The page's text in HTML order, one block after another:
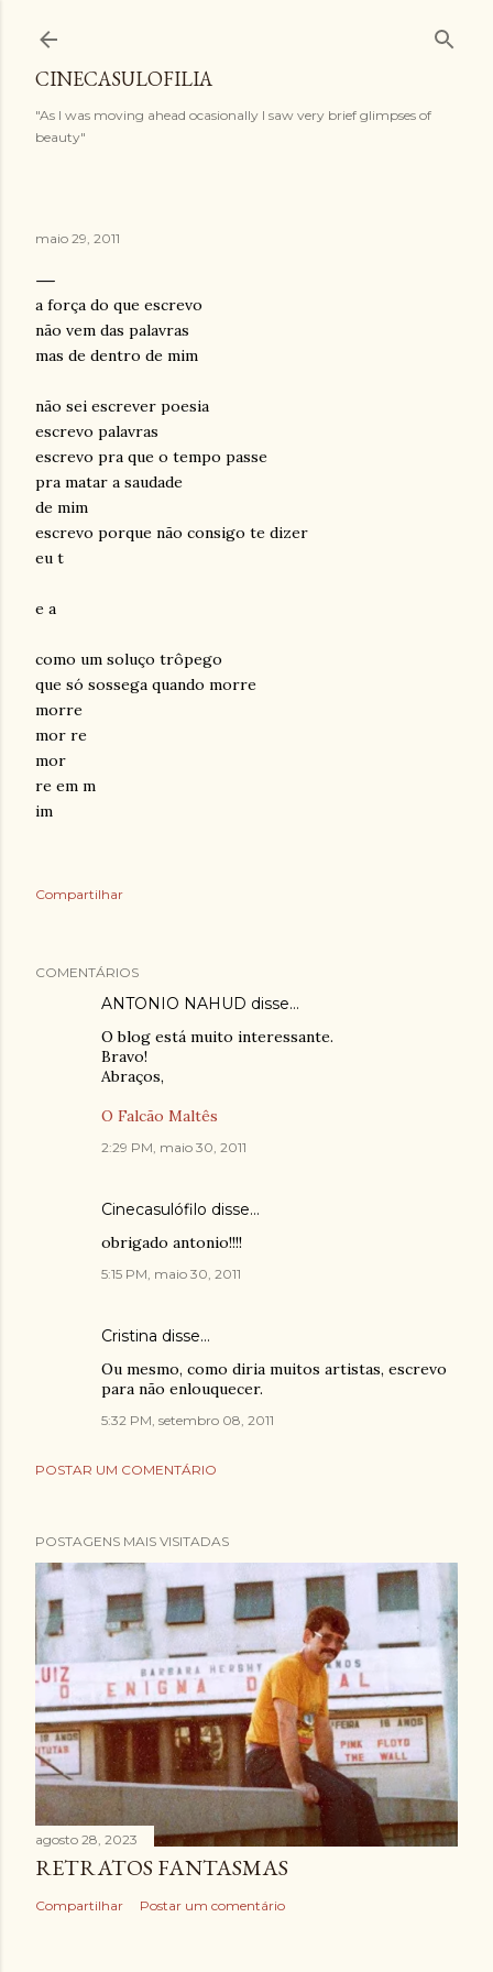
CINECASULOFILIA
"As I was moving ahead ocasionally I saw very brief glimpses of
beauty"
maio 29, 2011
a força do que escrevo
não vem das palavras
mas de dentro de mim
não sei escrever poesia
escrevo palavras
escrevo pra que o tempo passe
pra matar a saudade
de mim
escrevo porque não consigo te dizer
eu t
e a
como um soluço trôpego
que só sossega quando morre
morre
mor re
mor
re em m
im
Compartilhar
COMENTÁRIOS
ANTONIO NAHUD disse…
O blog está muito interessante.
Bravo!
Abraços,
O Falcão Maltês
2:29 PM, maio 30, 2011
Cinecasulófilo disse…
obrigado antonio!!!!
5:15 PM, maio 30, 2011
Cristina disse…
Ou mesmo, como diria muitos artistas, escrevo
para não enlouquecer.
5:32 PM, setembro 08, 2011
POSTAR UM COMENTÁRIO
POSTAGENS MAIS VISITADAS
agosto 28, 2023
RETRATOS FANTASMAS
Compartilhar Postar um comentário